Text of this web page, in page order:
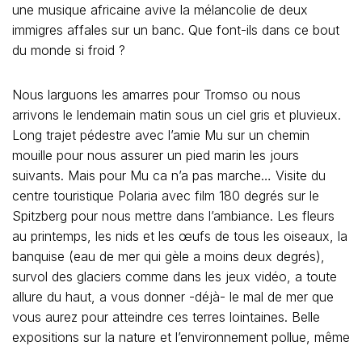
une musique africaine avive la mélancolie de deux
immigres affales sur un banc. Que font-ils dans ce bout
du monde si froid ?
Nous larguons les amarres pour Tromso ou nous
arrivons le lendemain matin sous un ciel gris et pluvieux.
Long trajet pédestre avec l’amie Mu sur un chemin
mouille pour nous assurer un pied marin les jours
suivants. Mais pour Mu ca n’a pas marche… Visite du
centre touristique Polaria avec film 180 degrés sur le
Spitzberg pour nous mettre dans l’ambiance. Les fleurs
au printemps, les nids et les œufs de tous les oiseaux, la
banquise (eau de mer qui gèle a moins deux degrés),
survol des glaciers comme dans les jeux vidéo, a toute
allure du haut, a vous donner -déjà- le mal de mer que
vous aurez pour atteindre ces terres lointaines. Belle
expositions sur la nature et l’environnement pollue, même